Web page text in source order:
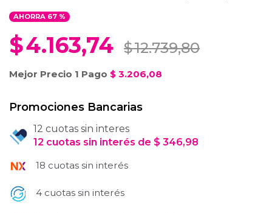
AHORRA 67%
$4.163,74 $12.739,80
Mejor Precio 1 Pago $ 3.206,08
Promociones Bancarias
12 cuotas sin interes
12 cuotas sin interés de $ 346,98
18 cuotas sin interés
4 cuotas sin interés